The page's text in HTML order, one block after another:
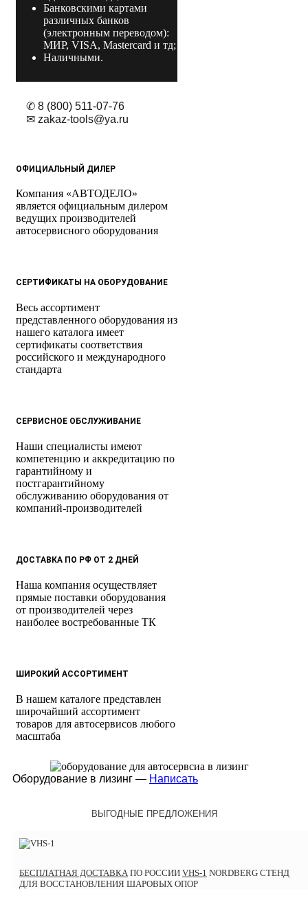
Банковскими картами
различных банков
(электронным переводом):
МИР, VISA, Mastercard и тд;
Наличными.
✆ 8 (800) 511-07-76
✉ zakaz-tools@ya.ru
ОФИЦИАЛЬНЫЙ ДИЛЕР
Компания «АВТОДЕЛО»
является официальным дилером
ведущих производителей
автосервисного оборудования
СЕРТИФИКАТЫ НА ОБОРУДОВАНИЕ
Весь ассортимент
представленного оборудования из
нашего каталога имеет
сертификаты соответствия
российского и международного
стандарта
СЕРВИСНОЕ ОБСЛУЖИВАНИЕ
Наши специалисты имеют
компетенцию и аккредитацию по
гарантийному и
постгарантийному
обслуживанию оборудования от
компаний-производителей
ДОСТАВКА ПО РФ ОТ 2 ДНЕЙ
Наша компания осуществляет
прямые поставки оборудования
от производителей через
наиболее востребованные ТК
ШИРОКИЙ АССОРТИМЕНТ
В нашем каталоге представлен
широчайший ассортимент
товаров для автосервисов любого
масштаба
Оборудование в лизинг — Написать
ВЫГОДНЫЕ ПРЕДЛОЖЕНИЯ
БЕСПЛАТНАЯ ДОСТАВКА ПО РОССИИ VHS-1 NORDBERG СТЕНД
ДЛЯ ВОССТАНОВЛЕНИЯ ШАРОВЫХ ОПОР